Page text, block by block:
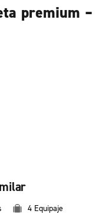
premium –
4 Equipaje